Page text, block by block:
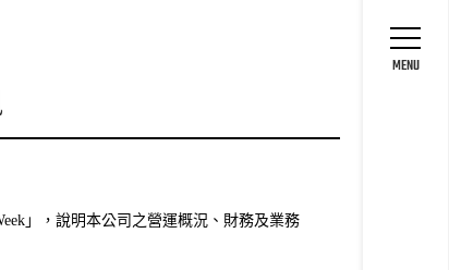
MENU
」，說明本公司之營運概況、財務及業務